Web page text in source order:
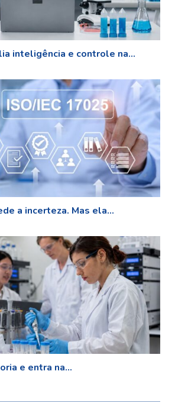
inteligência e controle na...
a incerteza. Mas ela...
e entra na...